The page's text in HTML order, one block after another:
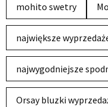
mohito swetry
największe
najwygodniejsze
Orsay bluzki